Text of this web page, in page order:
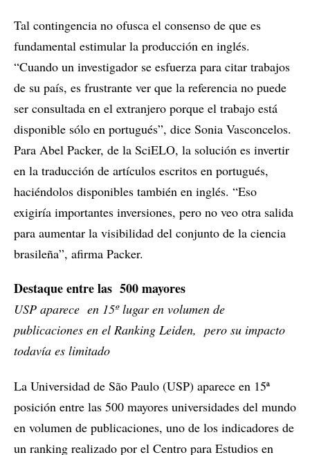
Tal contingencia no ofusca el consenso de que es
fundamental estimular la producción en inglés.
“Cuando un investigador se esfuerza para citar trabajos
de su país, es frustrante ver que la referencia no puede
ser consultada en el extranjero porque el trabajo está
disponible sólo en portugués”, dice Sonia Vasconcelos.
Para Abel Packer, de la SciELO, la solución es invertir
en la traducción de artículos escritos en portugués,
haciéndolos disponibles también en inglés. “Eso
exigiría importantes inversiones, pero no veo otra salida
para aumentar la visibilidad del conjunto de la ciencia
brasileña”, afirma Packer.
Destaque entre las 500 mayores
USP aparece en 15º lugar en volumen de
publicaciones en el Ranking Leiden, pero su impacto
todavía es limitado
La Universidad de São Paulo (USP) aparece en 15ª
posición entre las 500 mayores universidades del mundo
en volumen de publicaciones, uno de los indicadores de
un ranking realizado por el Centro para Estudios en